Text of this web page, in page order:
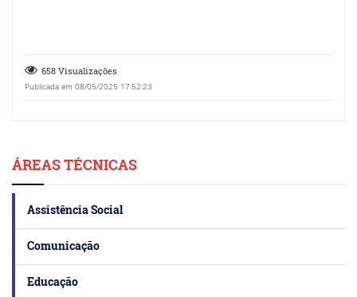
658 Visualizações
Publicada em 08/05/2025 17:52:23
ÁREAS TÉCNICAS
Assistência Social
Comunicação
Educação